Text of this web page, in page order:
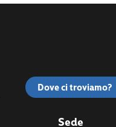
Dove ci troviamo?
Sede